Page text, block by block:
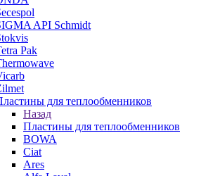
API Schmidt
Pak
для теплообменников
Назад
Пластины для теплообменников
BOWA
Ciat
Ares